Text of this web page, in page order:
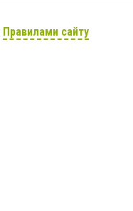
Правилами сайту